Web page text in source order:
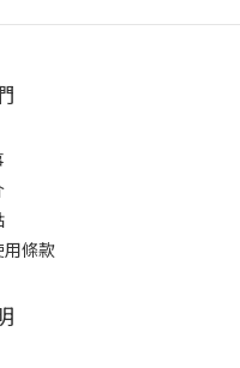
用條款